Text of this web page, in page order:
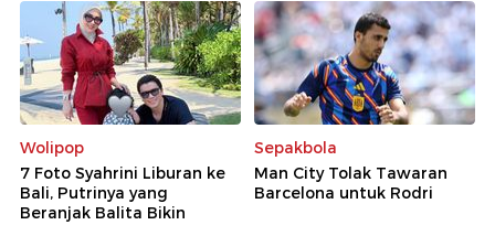
Wolipop
7 Foto Syahrini Liburan ke
Bali, Putrinya yang
Beranjak Balita Bikin
Sepakbola
Man City Tolak Tawaran
Barcelona untuk Rodri